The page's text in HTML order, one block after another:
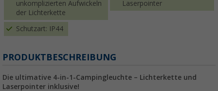
unkomplizierten Aufwickeln
der Lichterkette
Laserpointer
Schutzart: IP44
PRODUKTBESCHREIBUNG
Die ultimative 4-in-1-Campingleuchte – Lichterkette und
Laserpointer inklusive!